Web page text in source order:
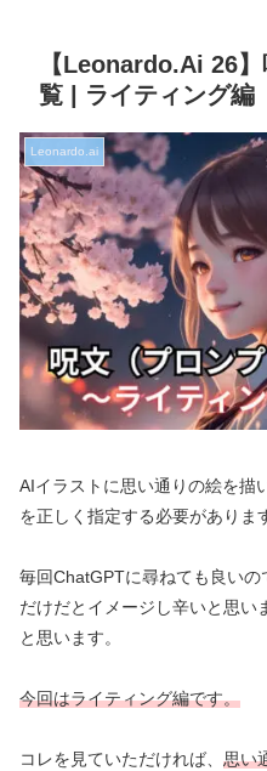
【Leonardo.Ai 26
覧 | ライティング編
Leonardo.ai
AIイラストに思い通りの絵を描
を正しく指定する必要がありま
毎回ChatGPTに尋ねても良い
だけだとイメージし辛いと思い
と思います。
今回はライティング編です。
コレを見ていただければ、 思い